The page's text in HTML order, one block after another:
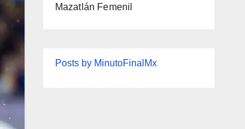
Mazatlán Femenil
Posts by MinutoFinalMx